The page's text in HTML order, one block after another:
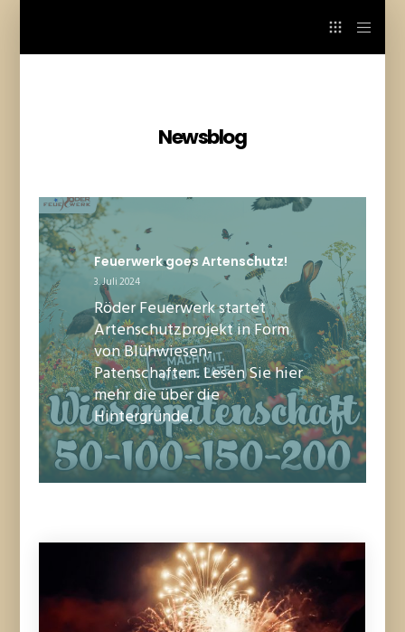
Newsblog
Feuerwerk goes Artenschutz!
3. Juli 2024
Röder Feuerwerk startet
Artenschutzprojekt in Form
von Blühwiesen-
Patenschaften. Lesen Sie hier
mehr die über die
Hintergründe.